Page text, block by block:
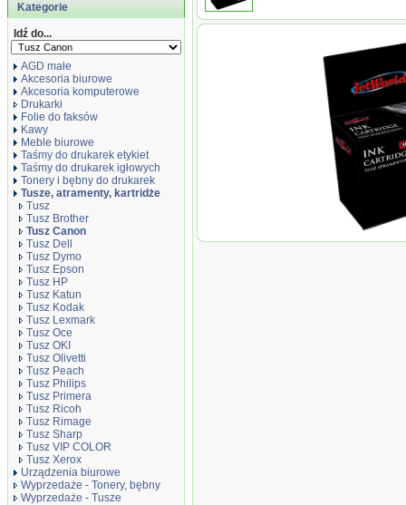
Kategorie
Idź do...
AGD małe
Akcesoria biurowe
Akcesoria komputerowe
Drukarki
Folie do faksów
Kawy
Meble biurowe
Taśmy do drukarek etykiet
Taśmy do drukarek igłowych
Tonery i bębny do drukarek
Tusze, atramenty, kartridże
Tusz
Tusz Brother
Tusz Canon
Tusz Dell
Tusz Dymo
Tusz Epson
Tusz HP
Tusz Katun
Tusz Kodak
Tusz Lexmark
Tusz Oce
Tusz OKI
Tusz Olivetti
Tusz Peach
Tusz Philips
Tusz Primera
Tusz Ricoh
Tusz Rimage
Tusz Sharp
Tusz VIP COLOR
Tusz Xerox
Urządzenia biurowe
Wyprzedaże - Tonery, bębny
Wyprzedaże - Tusze
Tusz JetWorld